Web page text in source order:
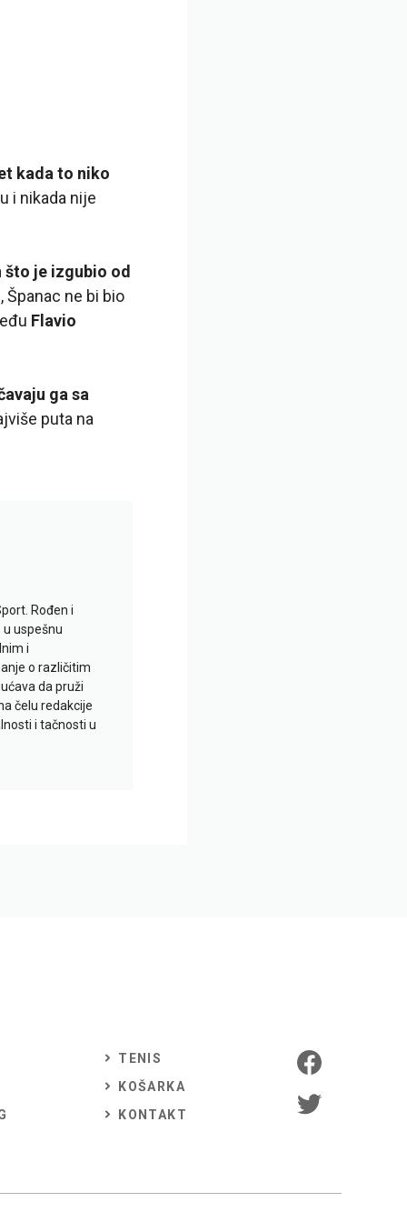
kada to niko
i nikada nije
što je izgubio od
Španac ne bi bio
Flavio
ga sa
puta na
Rođen i
uspešnu
i
o različitim
da pruži
čelu redakcije
i tačnosti u
TENIS
KOŠARKA
KONTAKT